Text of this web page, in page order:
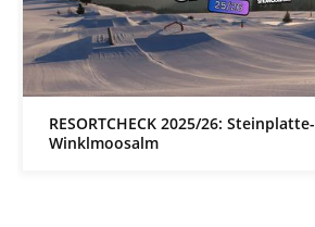
RESORTCHECK 2025/26: Steinplatte-
Winklmoosalm